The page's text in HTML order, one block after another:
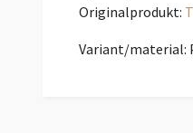
Originalprodukt:
Variant/material: